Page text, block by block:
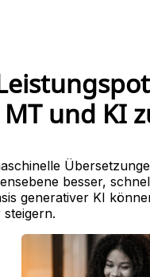
und KI
besser,
generativer KI
steigern.